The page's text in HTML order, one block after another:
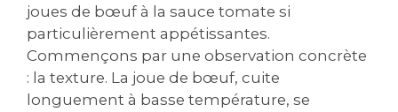
joues de bœuf à la sauce tomate si
particulièrement appétissantes.
Commençons par une observation concrète
: la texture. La joue de bœuf, cuite
longuement à basse température, se